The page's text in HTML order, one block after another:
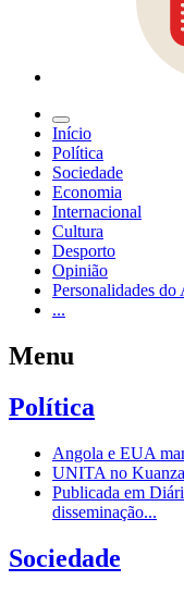
Início
Política
Sociedade
Economia
Internacional
Cultura
Desporto
Opinião
Personalidades do
...
Menu
Política
Angola e EUA
UNITA no
Publicada em
disseminação...
Sociedade